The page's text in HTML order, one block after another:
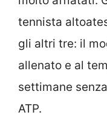
tennista
gli altri tre: il
allenato e al
settimane
ATP.